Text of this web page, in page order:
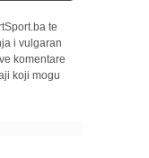
te
i vulgaran
komentare
koji mogu